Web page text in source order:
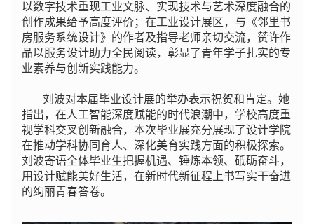
以数字技术重现工业文脉、实现技术与艺术深度融合的
创作成果给予高度评价；在工业设计展区，与《邻里书
房服务系统设计》的作者及指导老师亲切交流，赞许作
品以服务设计助力全民阅读，彰显了青年学子扎实的专
业素养与创新实践能力。
刘波对本届毕业设计展的举办表示祝贺和肯定。她
指出，在人工智能深度赋能的时代浪潮中，学校高度重
视学科交叉创新融合，本次毕业展充分展现了设计学院
在推动学科协同育人、深化美育实践方面的积极探索。
刘波寄语全体毕业生把握机遇、锤炼本领、砥砺奋斗，
用设计赋能美好生活，在新时代新征程上书写实干奋进
的绚丽青春答卷。